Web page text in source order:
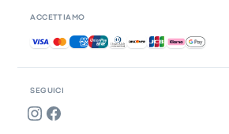
SEGUICI
ACCETTIAMO
Pagamenti accettati